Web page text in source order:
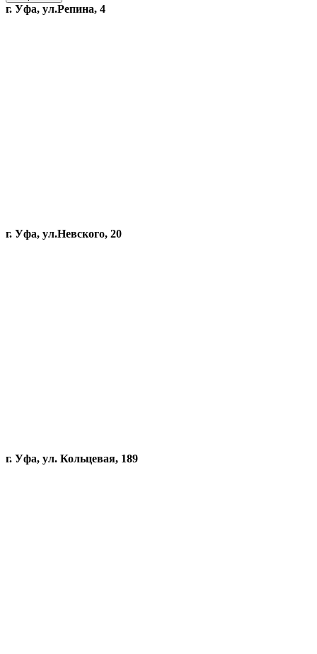
г. Уфа, ул.Репина, 4
г. Уфа, ул.Невского, 20
г. Уфа, ул. Кольцевая, 189